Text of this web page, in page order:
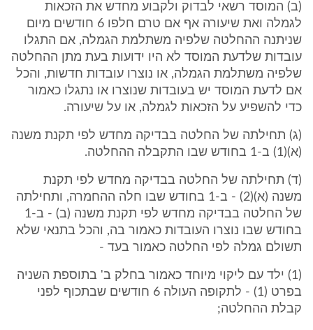
(ב) המוסד רשאי לבדוק ולקבוע מחדש את הזכאות
לגמלה ואת שיעורה אף אם טרם חלפו 6 חודשים מיום
שניתנה ההחלטה שלפיה משתלמת הגמלה, אם התגלו
עובדות שלדעת המוסד לא היו ידועות בעת מתן ההחלטה
שלפיה משתלמת הגמלה, או נוצרו עובדות חדשות, והכל
אם לדעת המוסד יש בעובדות שנוצרו או נתגלו כאמור
כדי להשפיע על הזכאות לגמלה, או על שיעורה.
(ג) תחילתה של החלטה בבדיקה מחדש לפי תקנת משנה
(א)(1) ב-1 בחודש שבו התקבלה ההחלטה.
(ד) תחילתה של החלטה בבדיקה מחדש לפי תקנת
משנה (א)(2) - ב-1 בחודש שבו חלה ההחמרה, ותחילתה
של החלטה בבדיקה מחדש לפי תקנת משנה (ב) - ב-1
בחודש שבו נוצרו העובדות כאמור בה, והכל בתנאי שלא
תשולם גמלה לפי החלטה כאמור בעד -
(1) ילד עם ליקוי מיוחד כאמור בחלק ב' בתוספת השניה
בפרט (1) - לתקופה העולה 6 חודשים שבתכוף לפני
קבלת ההחלטה;